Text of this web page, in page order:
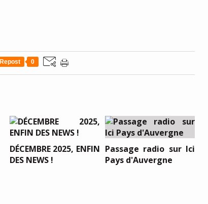
Repost 0
DÉCEMBRE 2025, ENFIN
DES NEWS !
Passage radio sur Ici
Pays d'Auvergne